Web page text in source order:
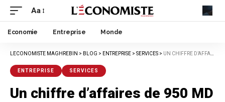
Aa
Economie Entreprise Monde
LECONOMISTE MAGHREBIN > BLOG > ENTREPRISE > SERVICES > UN CHIFFRE D’AFFAIRES DE 950 MD AU PREMIER TRIMESTRE 2014
ENTREPRISE SERVICES
Un chiffre d’affaires de 950 MD